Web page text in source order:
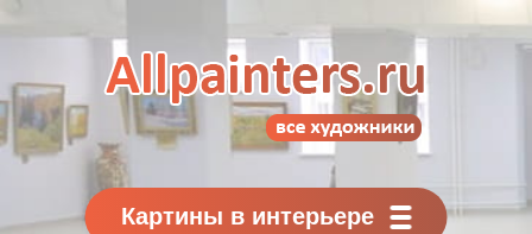
Картины классиков
и современников
Картины в интерьере